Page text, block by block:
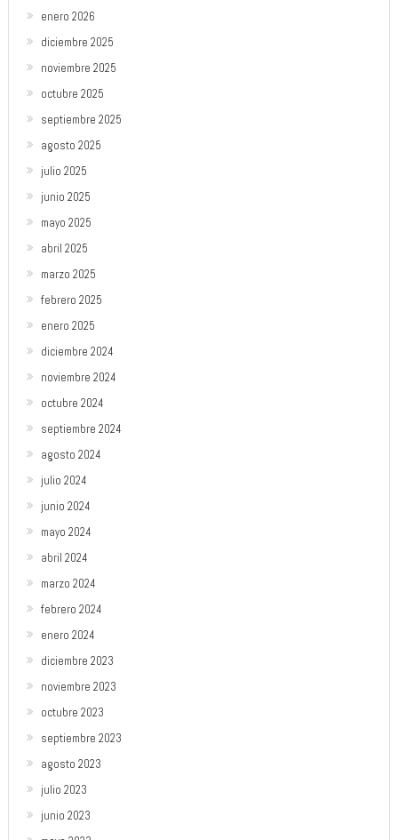
enero 2026
diciembre 2025
noviembre 2025
octubre 2025
septiembre 2025
agosto 2025
julio 2025
junio 2025
mayo 2025
abril 2025
marzo 2025
febrero 2025
enero 2025
diciembre 2024
noviembre 2024
octubre 2024
septiembre 2024
agosto 2024
julio 2024
junio 2024
mayo 2024
abril 2024
marzo 2024
febrero 2024
enero 2024
diciembre 2023
noviembre 2023
octubre 2023
septiembre 2023
agosto 2023
julio 2023
junio 2023